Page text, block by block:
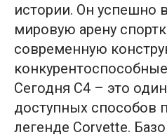
истории. Он успешно
мировую арену
современную
Сегодня C4 – это
доступных способов
легенде Corvette.